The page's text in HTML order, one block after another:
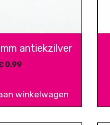
antiekzilver
0,99
winkelwagen